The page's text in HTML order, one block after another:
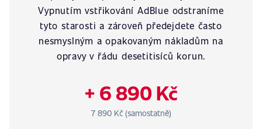
Vypnutím vstřikování AdBlue odstraníme
tyto starosti a zároveň předejdete často
nesmyslným a opakovaným nákladům na
opravy v řádu desetitisíců korun.
+ 6 890 Kč
7 890 Kč (samostatně)